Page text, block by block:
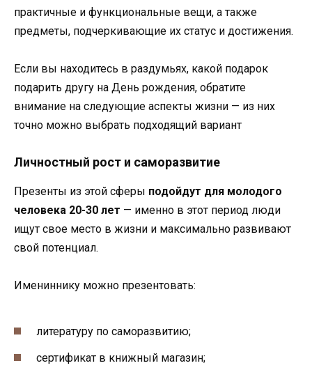
практичные и функциональные вещи, а также
предметы, подчеркивающие их статус и достижения.
Если вы находитесь в раздумьях, какой подарок
подарить другу на День рождения, обратите
внимание на следующие аспекты жизни — из них
точно можно выбрать подходящий вариант
Личностный рост и саморазвитие
Презенты из этой сферы подойдут для молодого
человека 20-30 лет — именно в этот период люди
ищут свое место в жизни и максимально развивают
свой потенциал.
Имениннику можно презентовать:
литературу по саморазвитию;
сертификат в книжный магазин;